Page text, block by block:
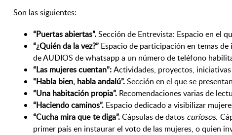
Son las siguientes:
“Puertas abiertas”.Sección de Entrevista: Espacio en el
“¿Quién da la vez?” Espacio de participación en temas
de AUDIOS de whatsapp a un número de teléfono
“Las mujeres cuentan”:Actividades, proyectos,
“Habla bien, habla andalú”.Sección en el que se
“Una habitación propia”. Recomendaciones varias de
“Haciendo caminos”. Espacio dedicado a visibilizar
“Cucha mira que te diga”.Cápsulas de datos curiosos.
primer país en instaurar el voto de las mujeres, o quien